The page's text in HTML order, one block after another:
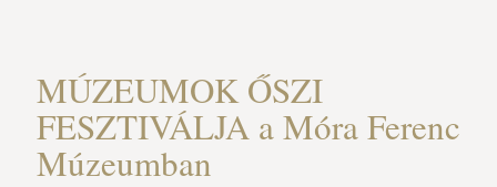
MÚZEUMOK ŐSZI
FESZTIVÁLJA a Móra Ferenc
Múzeumban